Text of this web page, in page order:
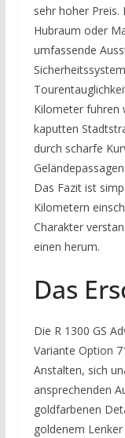
sehr hoher
Hubraum oder
umfassende
Kilometer fuhren
kaputten
durch scharfe
Das Fazit ist
Kilometern
Charakter
einen herum.
Das
Die R 1300 GS
Variante Option
Anstalten, sich
ansprechenden
goldfarbenen
goldenem